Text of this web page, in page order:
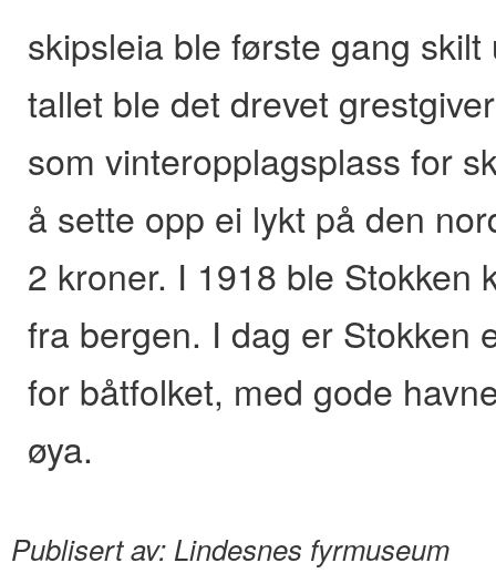
skipsleia ble første gang
tallet ble det drevet
som vinteropplagsplass for
å sette opp ei lykt på den
2 kroner. I 1918 ble Stokken
fra bergen. I dag er Stokken
for båtfolket, med gode
øya.
Publisert av: Lindesnes fyrmuseum